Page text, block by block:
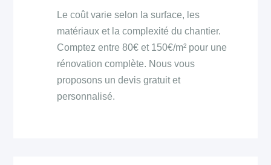
Le coût varie selon la surface, les
matériaux et la complexité du chantier.
Comptez entre 80€ et 150€/m² pour une
rénovation complète. Nous vous
proposons un devis gratuit et
personnalisé.